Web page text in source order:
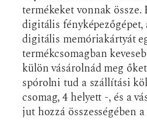
termékeket vonnak össze.
digitális fényképezőgépet,
digitális memóriakártyát
termékcsomagban
külön vásárolnád meg
spórolni tud a szállítási
csomag, 4 helyett -, és a
jut hozzá összességében